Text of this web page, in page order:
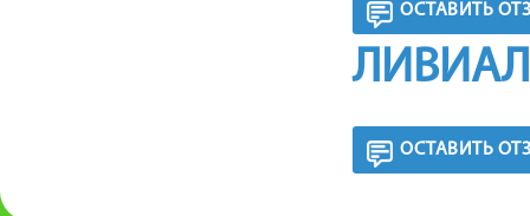
ОСТАВИТЬ
ОСТАВИТЬ